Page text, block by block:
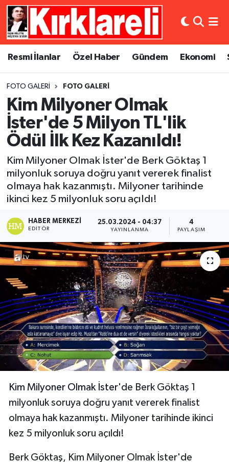
Resmi İlanlar Özel Haber Gündem Ekonomi
FOTO GALERI FOTO GALERI
Kim Milyoner Olmak
İster'de 5 Milyon TL'lik
Ödül İlk Kez Kazanıldı!
Kim Milyoner Olmak İster'de Berk Göktaş 1
milyonluk soruya doğru yanıt vererek finalist
olmaya hak kazanmıştı. Milyoner tarihinde
ikinci kez 5 milyonluk soru açıldı!
HABER MERKEZI
EDITÖR
25.03.2024 - 04:37
YAYINLANMA
4
PAYLAŞIM
Kim Milyoner Olmak İster'de Berk Göktaş 1
milyonluk soruya doğru yanıt vererek finalist
olmaya hak kazanmıştı. Milyoner tarihinde ikinci
kez 5 milyonluk soru açıldı!
Berk Göktaş, Kim Milyoner Olmak İster'de
Resmi İlanlar
Gündem
Ekonomi
Siyaset
Spor
Asayiş
Dünya
Eğitim
Kültür Sanat
Magazin
Medya
Sağlık
Künye
Gizlilik Sözleşmesi
Merkez Nöbetçi Eczaneler
Merkez Trafik Yoğunluk Haritası
Süper Lig Puan Durumu ve Fikstür
Tüm Manşetler
Son Dakika Haberleri
Haber Arşivi